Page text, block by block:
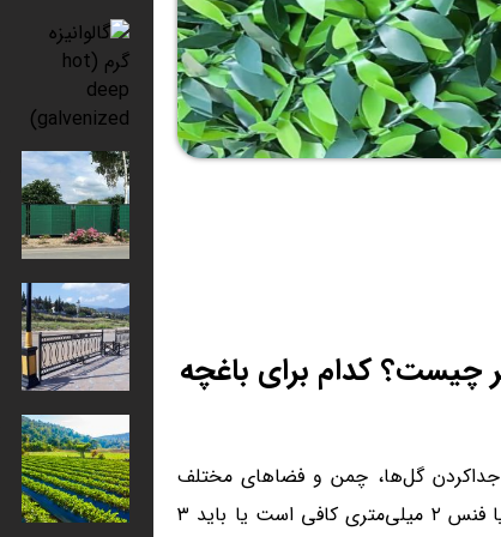
چمنی ۲ میلی‌متر و ۳ میلی‌متر چیست؟ کدام برای باغچه
گل‌ها، چمن و فضاهای مختلف
است. اما هنگام خرید، بسیاری از مالکان خانه با سؤالی روبرو می‌شوند: «آیا فنس ۲ میلی‌متری کافی است یا باید ۳